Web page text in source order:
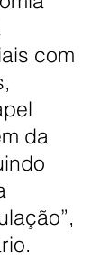
com
da